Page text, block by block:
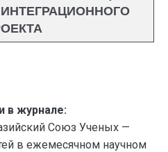
в журнале:
Союз Ученых —
в ежемесячном научном